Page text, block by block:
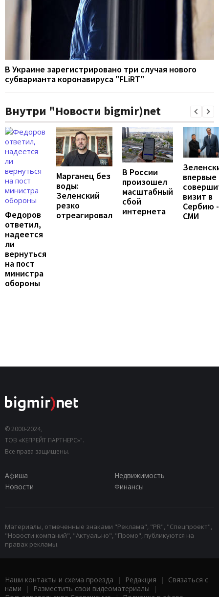
В Украине зарегистрировано три случая нового
субварианта коронавируса "FLiRT"
Внутри "Новости bigmir)net
Федоров
ответил,
надеется
ли
вернуться
на пост
министра
обороны
Марганец без
воды:
Зеленский
резко
отреагировал
В России
произошел
масштабный
сбой
интернета
впервые
визит в
Сербию -
СМИ
© 2000-2024,
ТОВ «КЕПРЕЙТ ПАРТНЕРС»".
Все права защищены.
Афиша
Недвижимость
Новости
Финансы
Материалы, отмеченные знаками "Реклама", "PR", "Спецпроект",
"Новости компаний", "Актуально", "Промо", публикуются на
правах рекламы.
Наши контакты и схема проезда | Редакция | Связаться с
нами | Разместить свои видеоматериалы |